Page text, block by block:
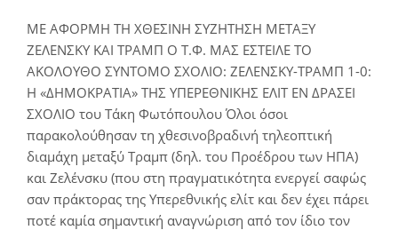
ΜΕ ΑΦΟΡΜΗ ΤΗ ΧΘΕΣΙΝΗ ΣΥΖΗΤΗΣΗ ΜΕΤΑΞΥ
ΖΕΛΕΝΣΚΥ ΚΑΙ ΤΡΑΜΠ Ο Τ.Φ. ΜΑΣ ΕΣΤΕΙΛΕ ΤΟ
ΑΚΟΛΟΥΘΟ ΣΥΝΤΟΜΟ ΣΧΟΛΙΟ: ΖΕΛΕΝΣΚΥ-ΤΡΑΜΠ 1-0:
Η «ΔΗΜΟΚΡΑΤΙΑ» ΤΗΣ ΥΠΕΡΕΘΝΙΚΗΣ ΕΛΙΤ ΕΝ ΔΡΑΣΕΙ
ΣΧΟΛΙΟ του Τάκη Φωτόπουλου Όλοι όσοι
παρακολούθησαν τη χθεσινοβραδινή τηλεοπτική
διαμάχη μεταξύ Τραμπ (δηλ. του Προέδρου των ΗΠΑ)
και Ζελένσκυ (που στη πραγματικότητα ενεργεί σαφώς
σαν πράκτορας της Υπερεθνικής ελίτ και δεν έχει πάρει
ποτέ καμία σημαντική αναγνώριση από τον ίδιο τον